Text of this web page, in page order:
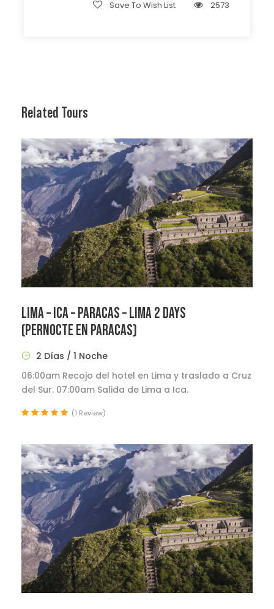
Save To Wish List 2573
Related Tours
LIMA – ICA – PARACAS – LIMA 2 DAYS
(PERNOCTE EN PARACAS)
2 Días / 1 Noche
06:00am Recojo del hotel en Lima y traslado a Cruz
del Sur. 07:00am Salida de Lima a Ica.
(1 Review)